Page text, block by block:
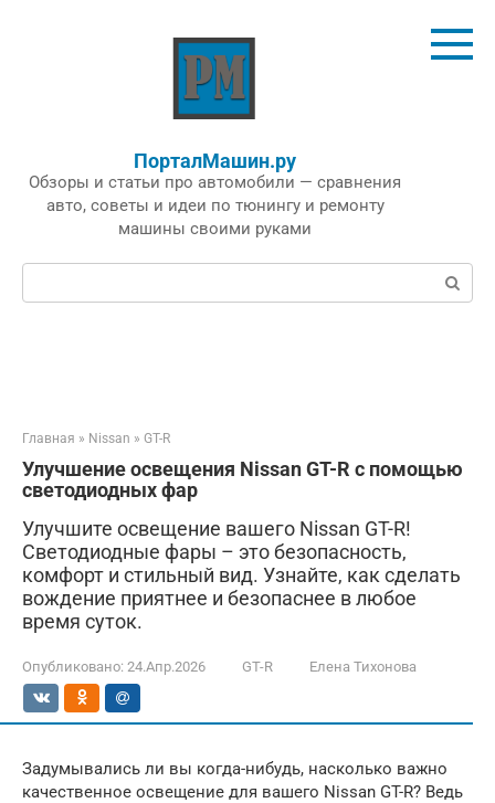
ПорталМашин.ру
Обзоры и статьи про автомобили — сравнения
авто, советы и идеи по тюнингу и ремонту
машины своими руками
Поиск:
Главная » Nissan » GT-R
Улучшение освещения Nissan GT-R с помощью
светодиодных фар
Улучшите освещение вашего Nissan GT-R!
Светодиодные фары – это безопасность,
комфорт и стильный вид. Узнайте, как сделать
вождение приятнее и безопаснее в любое
время суток.
Опубликовано: 24.Апр.2026 GT-R Елена Тихонова
Задумывались ли вы когда-нибудь, насколько важно
качественное освещение для вашего Nissan GT-R? Ведь